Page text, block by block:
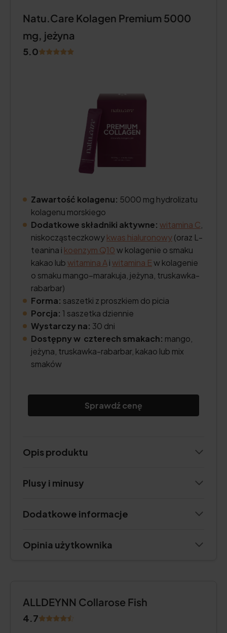
Natu.Care Kolagen Premium 5000
mg, jeżyna
5.0
Zawartość kolagenu: 5000 mg hydrolizatu
kolagenu morskiego
Dodatkowe składniki aktywne: witamina C,
niskocząsteczkowykwas hialuronowy(oraz L-
teanina i koenzym Q10w kolagenie o smaku
kakao lubwitamina Aiwitamina Ew kolagenie
o smaku mango–marakuja, jeżyna, truskawka-
rabarbar)
Forma: saszetki z proszkiem do picia
Porcja: 1 saszetka dziennie
Wystarczy na: 30 dni
Dostępny w czterech smakach: mango,
jeżyna, truskawka-rabarbar, kakao lub mix
smaków
Sprawdź cenę
Opis produktu
Plusy i minusy
Dodatkowe informacje
Opinia użytkownika
ALLDEYNN Collarose Fish
4.7